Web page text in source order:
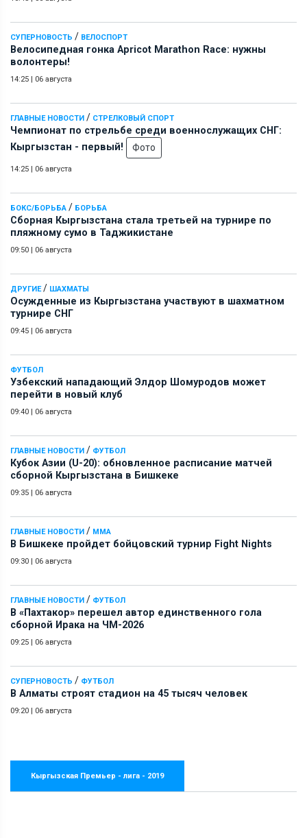
СУПЕРНОВОСТЬ / ВЕЛОСПОРТ
Велосипедная гонка Apricot Marathon Race: нужны
волонтеры!
14:25 | 06 августа
ГЛАВНЫЕ НОВОСТИ / СТРЕЛКОВЫЙ СПОРТ
Чемпионат по стрельбе среди военнослужащих СНГ:
Кыргызстан - первый!
Фото
14:25 | 06 августа
БОКС/БОРЬБА / БОРЬБА
Сборная Кыргызстана стала третьей на турнире по
пляжному сумо в Таджикистане
09:50 | 06 августа
ДРУГИЕ/ ШАХМАТЫ
Осужденные из Кыргызстана участвуют в шахматном
турнире СНГ
09:45 | 06 августа
ФУТБОЛ
Узбекский нападающий Элдор Шомуродов может
перейти в новый клуб
09:40 | 06 августа
ГЛАВНЫЕ НОВОСТИ / ФУТБОЛ
Кубок Азии (U-20): обновленное расписание матчей
сборной Кыргызстана в Бишкеке
09:35 | 06 августа
ГЛАВНЫЕ НОВОСТИ / ММА
В Бишкеке пройдет бойцовский турнир Fight Nights
09:30 | 06 августа
ГЛАВНЫЕ НОВОСТИ / ФУТБОЛ
В «Пахтакор» перешел автор единственного гола
сборной Ирака на ЧМ-2026
09:25 | 06 августа
СУПЕРНОВОСТЬ / ФУТБОЛ
В Алматы строят стадион на 45 тысяч человек
09:20 | 06 августа
Кыргызская Премьер - лига - 2019